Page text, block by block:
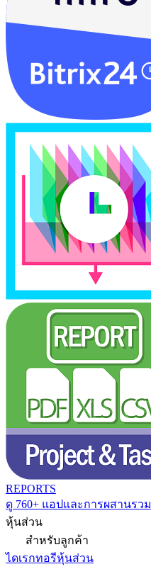
REPORTS
ดู 760+ แอปและการผสานรวม
หุ้นส่วน
สำหรับลูกค้า
ไดเรกทอรีหุ้นส่วน